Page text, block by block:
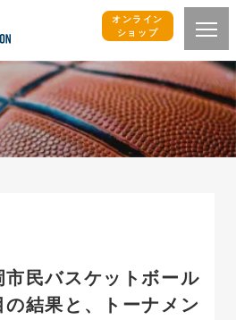
オンライン
ショップ
民バスケットボール
結果と、トーナメン